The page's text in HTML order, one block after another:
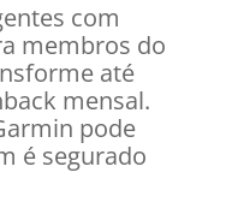
com
membros do
até
mensal.
pode
é segurado